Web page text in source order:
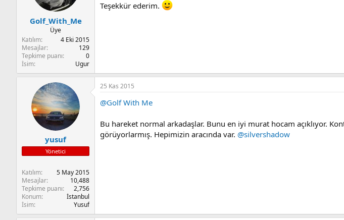
Golf_With_Me
Üye
Katılım
4 Eki 2015
Mesajlar
129
Tepkime puanı
0
İsim
Ugur
Teşekkür ederim.
yusuf
Yönetici
Katılım
5 May 2015
Mesajlar
10,488
Tepkime puanı
2,756
Konum
İstanbul
İsim
Yusuf
25 Kas 2015
@Golf With Me
Bu hareket normal arkadaşlar. Bunu en iyi murat hocam açıklıyor.
görüyorlarmış. Hepimizin aracında var. @silvershadow